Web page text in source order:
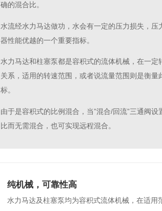
确的混合比。
水流经水力马达做功，水会有一定的压力损失，压
器性能优越的一个重要指标。
水力马达和柱塞泵都是容积式的流体机械，在一定
关系，适用的转速范围，或者说流量范围则是衡量
标。
由于是容积式的比例混合，当”混合/回流”三通阀
比而无需混合，也可实现远程混合。
纯机械，可靠性高
水力马达及柱塞泵均为容积式流体机械，在适用